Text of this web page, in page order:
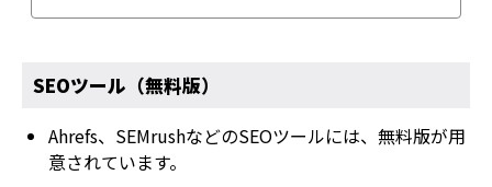
SEOツール（無料版）
Ahrefs、SEMrushなどのSEOツールには、無料版が用
意されています。